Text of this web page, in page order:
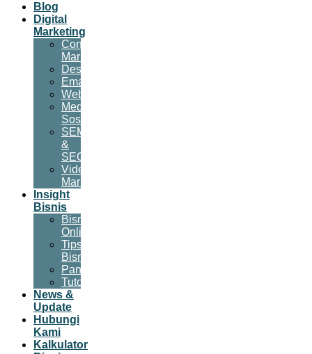
Blog
Digital
Marketing
Content
Marketing
Desain
Email
Website
Media
Sosial
SEM
&
SEO
Video
Marketing
Insight
Bisnis
Bisnis
Online
Tips
Bisnis
Panduan
Tutorial
News &
Update
Hubungi
Kami
Kalkulator